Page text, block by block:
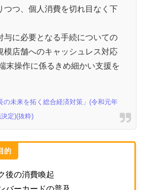
つつ、個人消費を切れ目なく下
与に必要となる手続についての
模店舗へのキャッシュレス対応
末操作に係るきめ細かい支援を
の未来を拓く総合経済対策」(令和元年
定)(抜粋)
的
後の消費喚起